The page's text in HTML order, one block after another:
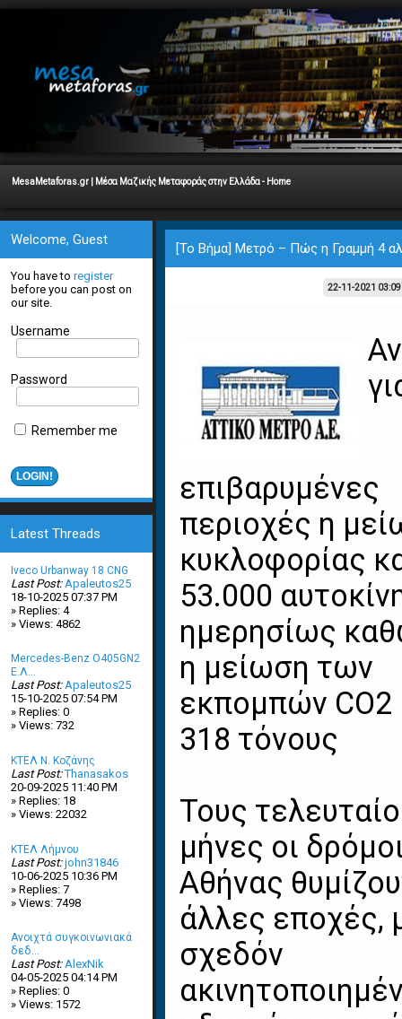
MesaMetaforas.gr | Μέσα Μαζικής Μεταφοράς στην Ελλάδα - Home
Welcome, Guest
You have to register
before you can post on
our site.
Username
Password
Remember me
Latest Threads
Iveco Urbanway 18 CNG
Last Post: Apaleutos25
18-10-2025 07:37 PM
» Replies: 4
» Views: 4862
Mercedes-Benz O405GN2
Ε.Λ...
Last Post: Apaleutos25
15-10-2025 07:54 PM
» Replies: 0
» Views: 732
ΚΤΕΛ Ν. Κοζάνης
Last Post: Thanasakos
20-09-2025 11:40 PM
» Replies: 18
» Views: 22032
ΚΤΕΛ Λήμνου
Last Post: john31846
10-06-2025 10:36 PM
» Replies: 7
» Views: 7498
Ανοιχτά συγκοινωνιακά
δεδ...
Last Post: AlexNik
04-05-2025 04:14 PM
» Replies: 0
» Views: 1572
[Το Βήμα] Μετρό – Πώς η Γραμμή 4
22-11-2021
επιβαρυμένες
περιοχές η
κυκλοφορίας
53.000
ημερησίως
η μείωση των
εκπομπών CO2
318 τόνους
Τους
μήνες οι
Αθήνας
άλλες εποχές,
σχεδόν